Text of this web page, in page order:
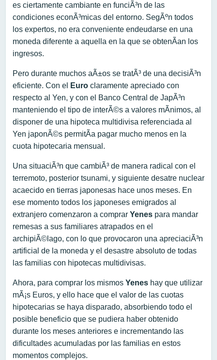
es ciertamente cambiante en funciÃ³n de las
condiciones econÃ³micas del entorno. SegÃºn todos
los expertos, no era conveniente endeudarse en una
moneda diferente a aquella en la que se obtenÃ­an los
ingresos.
Pero durante muchos aÃ±os se tratÃ³ de una decisiÃ³n
eficiente. Con el
Euro claramente apreciado con
respecto al Yen, y con el Banco Central de JapÃ³n
manteniendo el tipo de interÃ©s a valores mÃ­nimos, al
disponer de una hipoteca multidivisa referenciada al
Yen japonÃ©s permitÃ­a pagar mucho menos en la
cuota hipotecaria mensual.
Una situaciÃ³n que cambiÃ³ de manera radical con el
terremoto, posterior tsunami, y siguiente desatre nuclear
acaecido en tierras japonesas hace unos meses. En
ese momento todos los japoneses emigrados al
extranjero comenzaron a comprar Yenes para mandar
remesas a sus familiares atrapados en el
archipiÃ©lago, con lo que provocaron una apreciaciÃ³n
artificial de la moneda y el desastre absoluto de todas
las familias con hipotecas multidivisas.
Ahora, para comprar los mismos Yenes hay que utilizar
mÃ¡s Euros, y ello hace que el valor de las cuotas
hipotecarias se haya disparado, absorbiendo todo el
posible beneficio que se pudiera haber obtenido
durante los meses anteriores e incrementando las
dificultades acumuladas por las familias en estos
momentos complejos.